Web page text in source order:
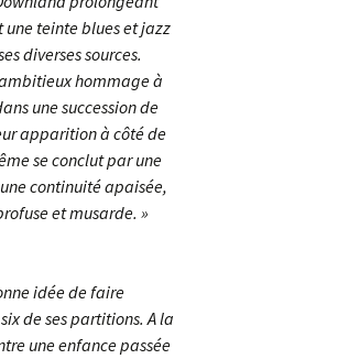
teinte blues et jazz
diverses sources.
hommage à
une succession de
apparition à côté de
se conclut par une
continuité apaisée,
et musarde. »
idée de faire
de ses partitions. A la
une enfance passée